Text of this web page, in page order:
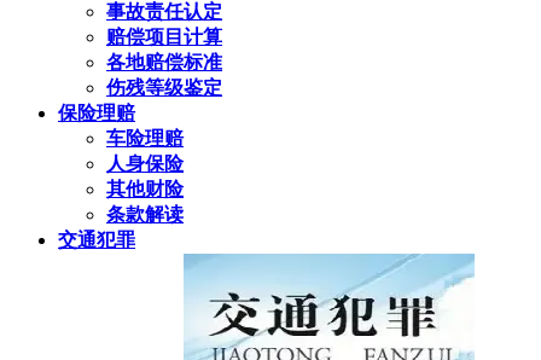
事故责任认定
赔偿项目计算
各地赔偿标准
伤残等级鉴定
保险理赔
车险理赔
人身保险
其他财险
条款解读
交通犯罪